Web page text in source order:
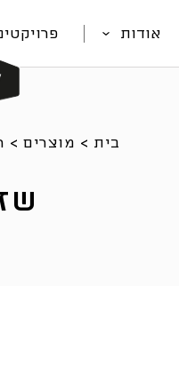
אודות
בית > מוצרים>